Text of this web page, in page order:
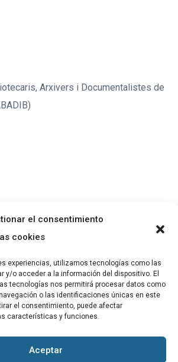
el consentimiento
cookies
experiencias, utilizamos tecnologías como las
y/o acceder a la información del dispositivo. El
tecnologías nos permitirá procesar datos como
o las identificaciones únicas en este
el consentimiento, puede afectar
características y funciones.
Aceptar
Arxivers i Documentalistes de